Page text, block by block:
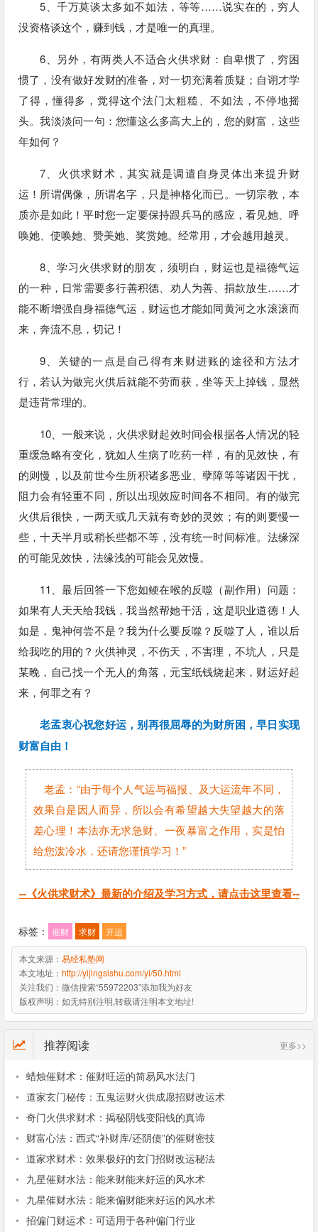
5、千万莫谈太多如不如法，等等……说实在的，穷人
没资格谈这个，赚到钱，才是唯一的真理。
6、另外，有两类人不适合火供求财：自卑惯了，穷困
惯了，没有做好发财的准备，对一切充满着质疑；自诩才学
了得，懂得多，觉得这个法门太粗糙、不如法，不停地摇
头。我淡淡问一句：您懂这么多高大上的，您的财富，这些
年如何？
7、火供求财术，其实就是调遣自身灵体出来提升财
运！所谓偶像，所谓名字，只是神格化而已。一切宗教，本
质亦是如此！平时您一定要保持跟兵马的感应，看见她、呼
唤她、使唤她、赞美她、奖赏她。经常用，才会越用越灵。
8、学习火供求财的朋友，须明白，财运也是福德气运
的一种，日常需要多行善积德、劝人为善、捐款放生……才
能不断增强自身福德气运，财运也才能如同黄河之水滚滚而
来，奔流不息，切记！
9、关键的一点是自己得有来财进账的途径和方法才
行，若认为做完火供后就能不劳而获，坐等天上掉钱，显然
是违背常理的。
10、一般来说，火供求财起效时间会根据各人情况的轻
重缓急略有变化，犹如人生病了吃药一样，有的见效快，有
的则慢，以及前世今生所积诸多恶业、孽障等等诸因干扰，
阻力会有轻重不同，所以出现效应时间各不相同。有的做完
火供后很快，一两天或几天就有奇妙的灵效；有的则要慢一
些，十天半月或稍长些都不等，没有统一时间标准。法缘深
的可能见效快，法缘浅的可能会见效慢。
11、最后回答一下您如鲠在喉的反噬（副作用）问题：
如果有人天天给我钱，我当然帮她干活，这是职业道德！人
如是，鬼神何尝不是？我为什么要反噬？反噬了人，谁以后
给我吃的用的？火供神灵，不伤天，不害理，不坑人，只是
某晚，自己找一个无人的角落，元宝纸钱烧起来，财运好起
来，何罪之有？
老孟衷心祝您好运，别再很屈辱的为财所困，早日实现
财富自由！
老孟：“由于每个人气运与福报、及大运流年不同，
效果自是因人而异，所以会有希望越大失望越大的落
差心理！本法亦无求急财、一夜暴富之作用，实是怕
给您泼冷水，还请您谨慎学习！”
--《火供求财术》最新的介绍及学习方式，请点击这里查看--
标签： 催财 求财 开运
本文来源： 易经私塾网
本文地址： http://yijingsishu.com/yi/50.html
关注我们： 微信搜索“55972203”添加我为好友
版权声明： 如无特别注明,转载请注明本文地址!
推荐阅读 更多>>
• 蜡烛催财术：催财旺运的简易风水法门
• 道家玄门秘传：五鬼运财火供成愿招财改运术
• 奇门火供求财术：揭秘阴钱变阳钱的真谛
• 财富心法：西式“补财库/还阴债”的催财密技
• 道家求财术：效果极好的玄门招财改运秘法
• 九星催财水法：能来财能来好运的风水术
• 九星催财水法：能来偏财能来好运的风水术
• 招偏门财运术：可适用于各种偏门行业